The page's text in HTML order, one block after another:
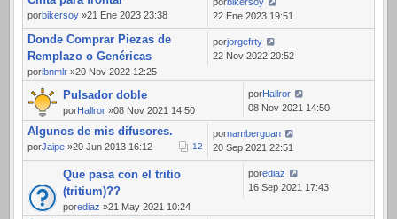
porbikersoy »21 Ene 2023 23:38
22 Ene 2023 19:51
Donde Comprar Piezas de
Remplazo o Genéricas
poribnmlr »20 Nov 2022 12:25
porjorgefrty
22 Nov 2022 20:52
Pulsador doble
porHallror »08 Nov 2021 14:50
porHallror
08 Nov 2021 14:50
Algunos de mis difusores.
porJaipe »20 Jun 2013 16:12 12
pornamberguan
20 Sep 2021 22:51
Que pasa con el tritio
(tritium)??
porediaz »21 May 2021 10:24
porediaz
16 Sep 2021 17:43